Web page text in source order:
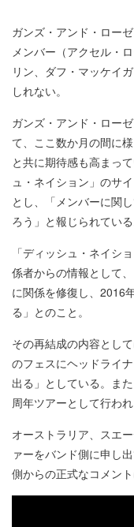
ガンズ・アンド・ロー
メンバー（アクセル・
リン、ダフ・マッケイ
しれない。
ガンズ・アンド・ロー
て、ここ数か月の間に
と共に期待感も高まっ
ュ・ネイション」のサ
とし、「メンバーに関
ろう」と報じられている
「ディッシュ・ネイシ
係者からの情報として
に関係を修復し、2016
る」とのこと。
その再結成の内容とし
のフェスにヘッドライ
出る」としている。ま
周年ツアーとして行わ
オーストラリア、スエ
ァーをバンド側に申し
側からの正式なコメン